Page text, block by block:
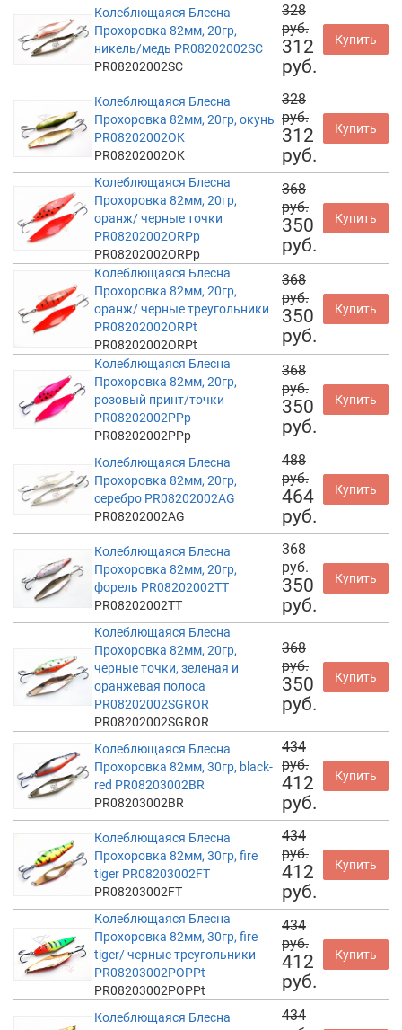
Колеблющаяся Блесна
Прохоровка 82мм, 20гр,
никель/медь PR08202002SC
PR08202002SC
328
руб.
312
руб.
Купить
Колеблющаяся Блесна
Прохоровка 82мм, 20гр, окунь
PR08202002OK
PR08202002OK
328
руб.
312
руб.
Купить
Колеблющаяся Блесна
Прохоровка 82мм, 20гр,
оранж/ черные точки
PR08202002ORPp
PR08202002ORPp
368
руб.
350
руб.
Купить
Колеблющаяся Блесна
Прохоровка 82мм, 20гр,
оранж/ черные треугольники
PR08202002ORPt
PR08202002ORPt
368
руб.
350
руб.
Купить
Колеблющаяся Блесна
Прохоровка 82мм, 20гр,
розовый принт/точки
PR08202002PPp
PR08202002PPp
368
руб.
350
руб.
Купить
Колеблющаяся Блесна
Прохоровка 82мм, 20гр,
серебро PR08202002AG
PR08202002AG
488
руб.
464
руб.
Купить
Колеблющаяся Блесна
Прохоровка 82мм, 20гр,
форель PR08202002TT
PR08202002TT
368
руб.
350
руб.
Купить
Колеблющаяся Блесна
Прохоровка 82мм, 20гр,
черные точки, зеленая и
оранжевая полоса
PR08202002SGROR
PR08202002SGROR
368
руб.
350
руб.
Купить
Колеблющаяся Блесна
Прохоровка 82мм, 30гр, black-
red PR08203002BR
PR08203002BR
434
руб.
412
руб.
Купить
Колеблющаяся Блесна
Прохоровка 82мм, 30гр, fire
tiger PR08203002FT
PR08203002FT
434
руб.
412
руб.
Купить
Колеблющаяся Блесна
Прохоровка 82мм, 30гр, fire
tiger/ черные треугольники
PR08203002POPPt
PR08203002POPPt
434
руб.
412
руб.
Купить
Колеблющаяся Блесна
434